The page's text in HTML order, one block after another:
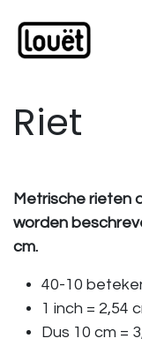
Riet
Metrische rieten
worden
cm.
40-10
1 inch = 2,54
Dus 10 cm =